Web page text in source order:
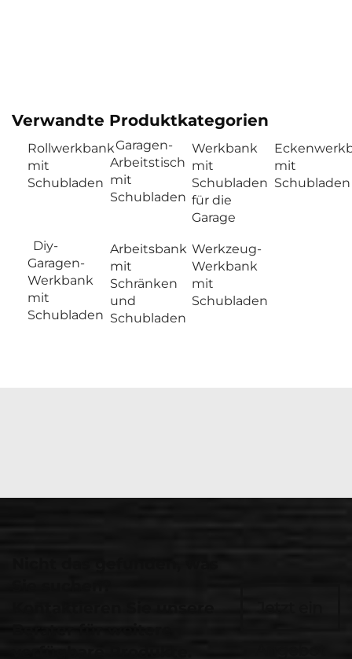
Verwandte Produktkategorien
Rollwerkbank
mit
Schubladen
Garagen-
Arbeitstisch
mit
Schubladen
Werkbank
mit
Schubladen
für die
Garage
mit
Schubladen
Diy-
Garagen-
Werkbank
mit
Schubladen
Arbeitsbank
mit
Schränken
und
Schubladen
Werkzeug-
Werkbank
mit
Schubladen